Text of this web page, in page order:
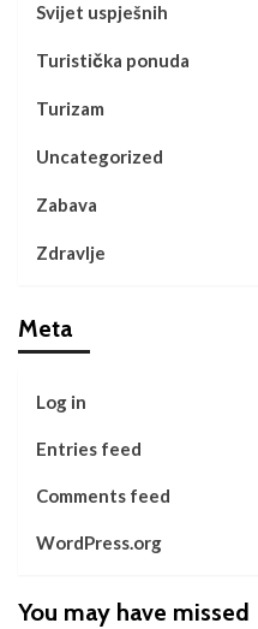
Svijet uspješnih
Turistička ponuda
Turizam
Uncategorized
Zabava
Zdravlje
Meta
Log in
Entries feed
Comments feed
WordPress.org
You may have missed